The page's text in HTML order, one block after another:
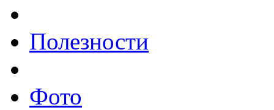
Полезности
Фото